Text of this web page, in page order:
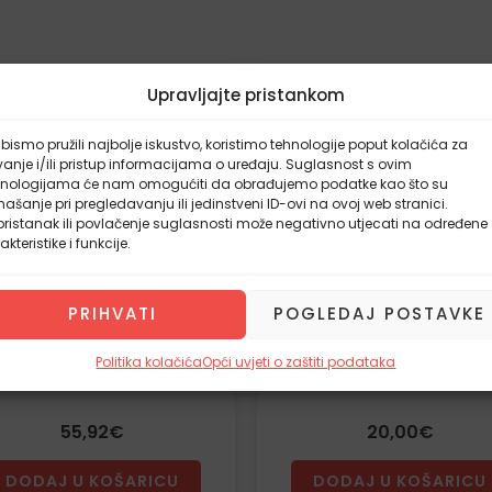
Upravljajte pristankom
pružili najbolje iskustvo, koristimo tehnologije poput kolačića za
i/ili pristup informacijama o uređaju. Suglasnost s ovim
će nam omogućiti da obrađujemo podatke kao što su
pri pregledavanju ili jedinstveni ID-ovi na ovoj web stranici.
ili povlačenje suglasnosti može negativno utjecati na određene
i funkcije.
PRIHVATI POGLEDAJ POSTAVKE
Politika kolačićaOpći uvjeti o zaštiti podataka
dostava
OVALNI PEKAČ S
P.40X26
55,92€
DODAJ U KOŠARICU
MREŽOM 33 CM
20,00€
DODAJ U KOŠARICU